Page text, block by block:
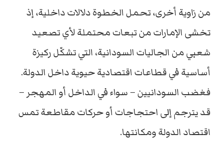
منزاويةأخرى،تحملالخطوةدلالاتداخلية،إذ
تخشىالإماراتمنتبعاتمحتملةلأيتصعيد
شعبيمنالجالياتالسودانية،التيتشكّلركيزة
أساسيةفيقطاعاتاقتصاديةحيويةداخلالدولة.
فغضبالسودانيين – سواءفيالداخلأو المهجر –
قديترجمإلىاحتجاجاتأوحركاتمقاطعةتمس
اقتصادالدولةومكانتها.